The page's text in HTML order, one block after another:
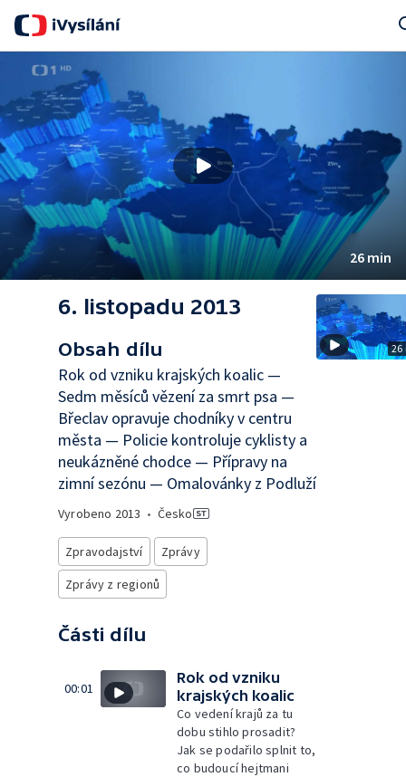
26 min
6. listopadu 2013
Obsah dílu
Rok od vzniku krajských koalic —
Sedm měsíců vězení za smrt psa —
Břeclav opravuje chodníky v centru
města — Policie kontroluje cyklisty a
neukázněné chodce — Přípravy na
zimní sezónu — Omalovánky z Podluží
Vyrobeno 2013 • Česko
Zpravodajství
Zprávy
Zprávy z regionů
Části dílu
00:01
Rok od vzniku
krajských koalic
Co vedení krajů za tu
dobu stihlo prosadit?
Jak se podařilo splnit to,
co budoucí hejtmani